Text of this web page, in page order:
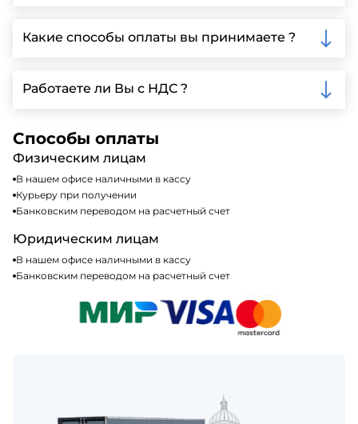
Ленинградской области, у нас собственный
автопарк, для обеспечения быстрой и надежной
Какие способы оплаты вы принимаете ?
включая наличные, банковские переводы,
кредитные карты. Подробную информацию о
Работаете ли Вы с НДС ?
налогообложения, т.е с НДС 20%
Способы оплаты
Физическим лицам
В нашем офисе наличными в кассу
Курьеру при получении
Банковским переводом на расчетный счет
Юридическим лицам
В нашем офисе наличными в кассу
Банковским переводом на расчетный счет